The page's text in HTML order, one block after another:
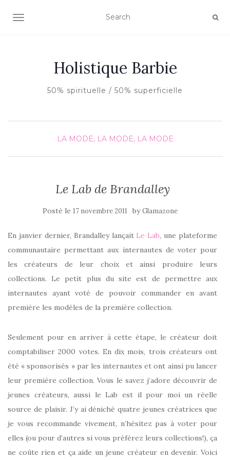
AFFICHER/MASQUER LA NAVIGATION
Holistique Barbie
50% spirituelle / 50% superficielle
LA MODE, LA MODE, LA MODE
Le Lab de Brandalley
Posté le 17 novembre 2011 byGlamazone
En janvier dernier, Brandalley lançait Le Lab, une plateforme
communautaire permettant aux internautes de voter pour
les créateurs de leur choix et ainsi produire leurs
collections. Le petit plus du site est de permettre aux
internautes ayant voté de pouvoir commander en avant
première les modèles de la première collection.
Seulement pour en arriver à cette étape, le créateur doit
comptabiliser 2000 votes. En dix mois, trois créateurs ont
été « sponsorisés » par les internautes et ont ainsi pu lancer
leur première collection. Vous le savez j’adore découvrir de
jeunes créateurs, aussi le Lab est il pour moi un réelle
source de plaisir. J’y ai déniché quatre jeunes créatrices que
je vous recommande vivement, n’hésitez pas à voter pour
elles (ou pour d’autres si vous préférez leurs collections!), ça
ne coûte rien et ça aide un jeune créateur en devenir. Voici